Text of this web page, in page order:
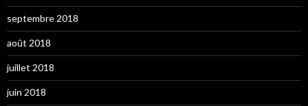
septembre 2018
août 2018
juillet 2018
juin 2018